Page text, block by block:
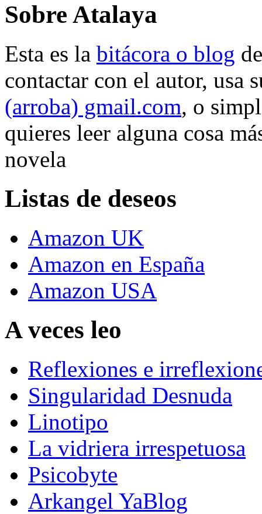
Sobre Atalaya
Esta es la bitácora o blog
contactar con el autor, usa
(arroba) gmail.com, o
quieres leer alguna cosa
novela
Listas de deseos
Amazon UK
Amazon en España
Amazon USA
A veces leo
Reflexiones e
Singularidad Desnuda
Linotipo
La vidriera irrespetuosa
Psicobyte
Arkangel YaBlog